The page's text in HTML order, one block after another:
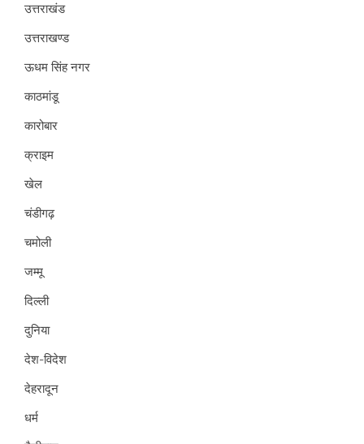
उत्तराखंड
उत्तराखण्ड
ऊधम सिंह नगर
काठमांडू
कारोबार
क्राइम
खेल
चंडीगढ़
चमोली
जम्मू
दिल्ली
दुनिया
देश-विदेश
देहरादून
धर्म